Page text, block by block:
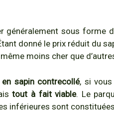
généralement sous forme
donné le prix réduit du
moins cher que
en sapin contrecollé, si
tout à fait viable. Le
inférieures sont